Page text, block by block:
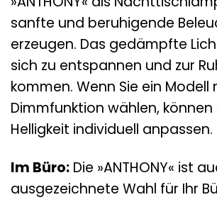
sanfte und beruhigende
erzeugen. Das gedämpfte
sich zu entspannen und zur
kommen. Wenn Sie ein Modell
Dimmfunktion wählen, können
Helligkeit individuell anpassen.
Im Büro: Die »ANTHONY« ist
ausgezeichnete Wahl für Ihr